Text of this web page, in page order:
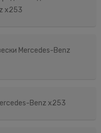
x253
Mercedes-Benz
Benz x253